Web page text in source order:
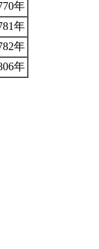
年
年
年
年